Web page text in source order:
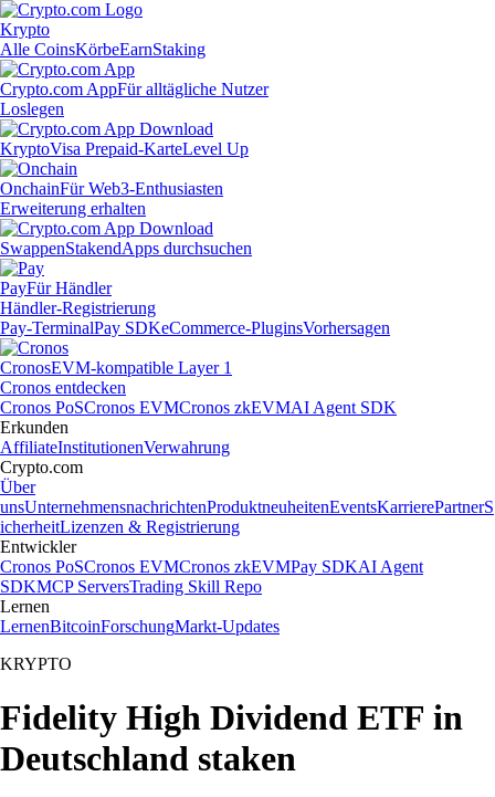
Krypto
Alle CoinsKörbeEarnStaking
Crypto.com AppFür alltägliche Nutzer
Loslegen
KryptoVisa Prepaid-KarteLevel Up
OnchainFür Web3-Enthusiasten
Erweiterung erhalten
SwappenStakendApps durchsuchen
PayFür Händler
Händler-Registrierung
Pay-TerminalPay SDKeCommerce-PluginsVorhersagen
CronosEVM-kompatible Layer 1
Cronos entdecken
Cronos PoSCronos EVMCronos zkEVMAI Agent SDK
Erkunden
AffiliateInstitutionenVerwahrung
Crypto.com
Über
unsUnternehmensnachrichtenProduktneuheitenEventsKarrierePartnerS
icherheitLizenzen & Registrierung
Entwickler
Cronos PoSCronos EVMCronos zkEVMPay SDKAI Agent
SDKMCP ServersTrading Skill Repo
Lernen
LernenBitcoinForschungMarkt-Updates
KRYPTO
Fidelity High Dividend ETF in
Deutschland staken